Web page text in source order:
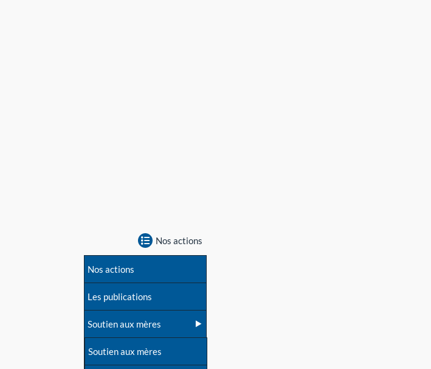
Nos actions
Nos actions
Les publications
Soutien aux mères
Soutien aux mères